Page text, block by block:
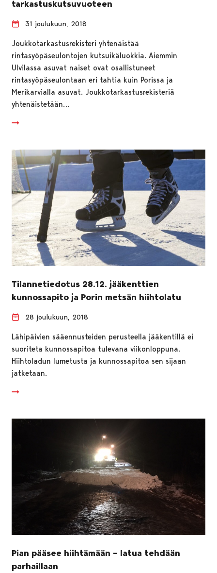
tarkastuskutsuvuoteen
31 joulukuun, 2018
Joukkotarkastusrekisteri yhtenäistää
rintasyöpäseulontojen kutsuikäluokkia. Aiemmin
Ulvilassa asuvat naiset ovat osallistuneet
rintasyöpäseulontaan eri tahtia kuin Porissa ja
Merikarvialla asuvat. Joukkotarkastusrekisteriä
yhtenäistetään…
Tilannetiedotus 28.12. jääkenttien
kunnossapito ja Porin metsän hiihtolatu
28 joulukuun, 2018
Lähipäivien sääennusteiden perusteella jääkentillä ei
suoriteta kunnossapitoa tulevana viikonloppuna.
Hiihtoladun lumetusta ja kunnossapitoa sen sijaan
jatketaan.
Pian pääsee hiihtämään – latua tehdään
parhaillaan